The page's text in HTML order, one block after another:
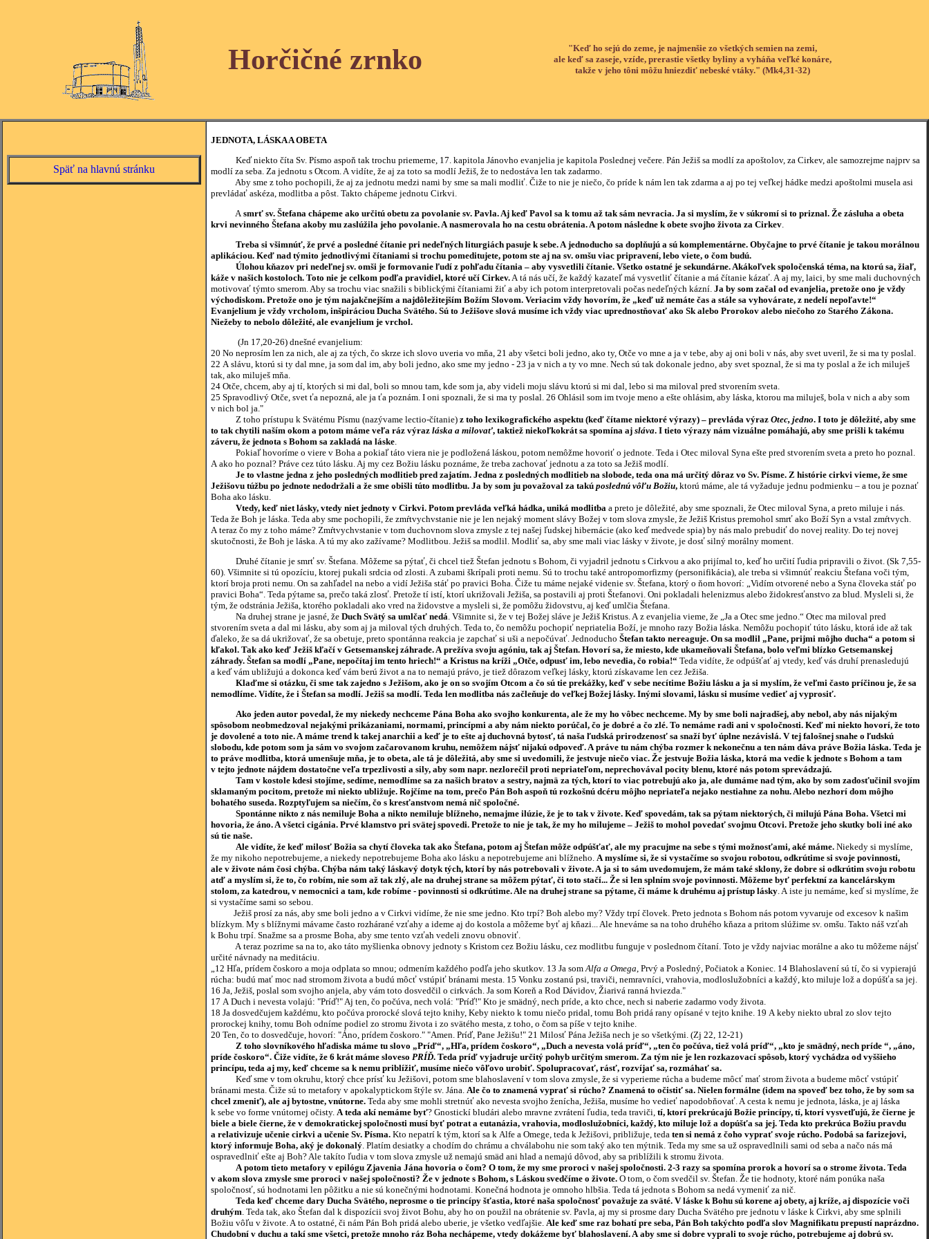
Horčičné zrnko
"Keď ho sejú do zeme, je najmenšie zo všetkých semien na zemi,
ale keď sa zaseje, vzíde, prerastie všetky byliny a vyháňa veľké konáre,
takže v jeho tôni môžu hniezdiť nebeské vtáky." (Mk4,31-32)
Späť na hlavnú stránku
JEDNOTA, LÁSKA A OBETA
Keď niekto číta Sv. Písmo aspoň tak trochu priemerne, 17. kapitola Jánovho evanjelia je kapitola Poslednej večere. Pán Ježiš sa modlí za apoštolov, za Cirkev, ale samozrejme najprv sa
modlí za seba. Za jednotu s Otcom. A vidíte, že aj za toto sa modlí Ježiš, že to nedostáva len tak zadarmo.
Aby sme z toho pochopili, že aj za jednotu medzi nami by sme sa mali modliť. Čiže to nie je niečo, čo príde k nám len tak zdarma a aj po tej veľkej hádke medzi apoštolmi musela asi
prevládať askéza, modlitba a pôst. Takto chápeme jednotu Cirkvi.
Asmrť sv. Štefana chápeme ako určitú obetu za povolanie sv. Pavla. Aj keď Pavol sa k tomu až tak sám nevracia. Ja si myslím, že v súkromí si to priznal. Že zásluha a obeta
krvi nevinného Štefana akoby mu zaslúžila jeho povolanie. A nasmerovala ho na cestu obrátenia. A potom následne k obete svojho života za Cirkev.
Treba si všimnúť, že prvé a posledné čítanie pri nedeľných liturgiách pasuje k sebe. A jednoducho sa doplňujú a sú komplementárne. Obyčajne to prvé čítanie je takou morálnou
aplikáciou. Keď nad týmito jednotlivými čítaniami si trochu pomeditujete, potom ste aj na sv. omšu viac pripravení, lebo viete, o čom budú.
Úlohou kňazov pri nedeľnej sv. omši je formovanie ľudí z pohľadu čítania – aby vysvetlili čítanie. Všetko ostatné je sekundárne. Akákoľvek spoločenská téma, na ktorú sa, žiaľ,
káže v našich kostoloch. Toto nie je celkom podľa pravidiel, ktoré učí Cirkev.A tá nás učí, že každý kazateľ má vysvetliť čítanie a má čítanie kázať. A aj my, laici, by sme mali duchovných
motivovať týmto smerom. Aby sa trochu viac snažili s biblickými čítaniami žiť a aby ich potom interpretovali počas nedeľných kázní. Ja by som začal od evanjelia, pretože ono je vždy
východiskom. Pretože ono je tým najakčnejším a najdôležitejším Božím Slovom. Veriacim vždy hovorím, že „keď už nemáte čas a stále sa vyhovárate, z nedelí nepoľavte!“
Evanjelium je vždy vrcholom, inšpiráciou Ducha Svätého. Sú to Ježišove slová musíme ich vždy viac uprednostňovať ako Sk alebo Prorokov alebo niečoho zo Starého Zákona.
Niežeby to nebolo dôležité, ale evanjelium je vrchol.
(Jn 17,20-26) dnešné evanjelium:
20 No neprosím len za nich, ale aj za tých, čo skrze ich slovo uveria vo mňa, 21 aby všetci boli jedno, ako ty, Otče vo mne a ja v tebe, aby aj oni boli v nás, aby svet uveril, že si ma ty poslal.
22 A slávu, ktorú si ty dal mne, ja som dal im, aby boli jedno, ako sme my jedno - 23 ja v nich a ty vo mne. Nech sú tak dokonale jedno, aby svet spoznal, že si ma ty poslal a že ich miluješ
tak, ako miluješ mňa.
24 Otče, chcem, aby aj tí, ktorých si mi dal, boli so mnou tam, kde som ja, aby videli moju slávu ktorú si mi dal, lebo si ma miloval pred stvorením sveta.
25 Spravodlivý Otče, svet ťa nepozná, ale ja ťa poznám. I oni spoznali, že si ma ty poslal. 26 Ohlásil som im tvoje meno a ešte ohlásim, aby láska, ktorou ma miluješ, bola v nich a aby som
v nich bol ja."
Z toho prístupu k Svätému Písmu (nazývame lectio-čítanie) z toho lexikografického aspektu (keď čítame niektoré výrazy) – prevláda výraz Otec, jedno. I toto je dôležité, aby sme
to tak chytili naším okom a potom máme veľa ráz výraz láska a milovať, taktiež niekoľkokrát sa spomína aj sláva. I tieto výrazy nám vizuálne pomáhajú, aby sme prišli k takému
záveru, že jednota s Bohom sa zakladá na láske.
Pokiaľ hovoríme o viere v Boha a pokiaľ táto viera nie je podložená láskou, potom nemôžme hovoriť o jednote. Teda i Otec miloval Syna ešte pred stvorením sveta a preto ho poznal.
A ako ho poznal? Práve cez túto lásku. Aj my cez Božiu lásku poznáme, že treba zachovať jednotu a za toto sa Ježiš modlí.
Je to vlastne jedna z jeho posledných modlitieb pred zajatím. Jedna z posledných modlitieb na slobode, teda ona má určitý dôraz vo Sv. Písme. Z histórie cirkvi vieme, že sme
Ježišovu túžbu po jednote nedodržali a že sme obišli túto modlitbu. Ja by som ju považoval za takú poslednú vôľu Božiu, ktorú máme, ale tá vyžaduje jednu podmienku – a tou je poznať
Boha ako lásku.
Vtedy, keď niet lásky, vtedy niet jednoty v Cirkvi. Potom prevláda veľká hádka, uniká modlitba a preto je dôležité, aby sme spoznali, že Otec miloval Syna, a preto miluje i nás.
Teda že Boh je láska. Teda aby sme pochopili, že zmŕtvychvstanie nie je len nejaký moment slávy Božej v tom slova zmysle, že Ježiš Kristus premohol smrť ako Boží Syn a vstal zmŕtvych.
A teraz čo my z toho máme? Zmŕtvychvstanie v tom duchovnom slova zmysle z tej našej ľudskej hibernácie (ako keď medvede spia) by nás malo prebudiť do novej reality. Do tej novej
skutočnosti, že Boh je láska. A tú my ako zažívame? Modlitbou. Ježiš sa modlil. Modliť sa, aby sme mali viac lásky v živote, je dosť silný morálny moment.
Druhé čítanie je smrť sv. Štefana. Môžeme sa pýtať, či chcel tiež Štefan jednotu s Bohom, či vyjadril jednotu s Cirkvou a ako prijímal to, keď ho určití ľudia pripravili o život. (Sk 7,55-
60). Všimnite si tú opozíciu, ktorej pukali srdcia od zlosti. A zubami škrípali proti nemu. Sú to trochu také antropomorfizmy (personifikácia), ale treba si všimnúť reakciu Štefana voči tým,
ktorí broja proti nemu. On sa zahľadel na nebo a vidí Ježiša stáť po pravici Boha. Čiže tu máme nejaké videnie sv. Štefana, ktorý o ňom hovorí: „Vidím otvorené nebo a Syna človeka stáť po
pravici Boha“. Teda pýtame sa, prečo taká zlosť. Pretože tí istí, ktorí ukrižovali Ježiša, sa postavili aj proti Štefanovi. Oni pokladali helenizmus alebo židokresťanstvo za blud. Mysleli si, že
tým, že odstránia Ježiša, ktorého pokladali ako vred na židovstve a mysleli si, že pomôžu židovstvu, aj keď umlčia Štefana.
Na druhej strane je jasné, že Duch Svätý sa umlčať nedá. Všimnite si, že v tej Božej sláve je Ježiš Kristus. A z evanjelia vieme, že „Ja a Otec sme jedno.“ Otec ma miloval pred
stvorením sveta a dal mi lásku, aby som aj ja miloval tých druhých. Teda to, čo nemôžu pochopiť nepriatelia Boží, je mnoho razy Božia láska. Nemôžu pochopiť túto lásku, ktorá ide až tak
ďaleko, že sa dá ukrižovať, že sa obetuje, preto spontánna reakcia je zapchať si uši a nepočúvať. Jednoducho Štefan takto nereaguje. On sa modlil „Pane, prijmi môjho ducha“ a potom si
kľakol. Tak ako keď Ježiš kľačí v Getsemanskej záhrade. A prežíva svoju agóniu, tak aj Štefan. Hovorí sa, že miesto, kde ukameňovali Štefana, bolo veľmi blízko Getsemanskej
záhrady. Štefan sa modlí „Pane, nepočítaj im tento hriech!“ a Kristus na kríži „Otče, odpusť im, lebo nevedia, čo robia!“ Teda vidíte, že odpúšťať aj vtedy, keď vás druhí prenasledujú
a keď vám ubližujú a dokonca keď vám berú život a na to nemajú právo, je tiež dôrazom veľkej lásky, ktorú získavame len cez Ježiša.
Klaďme si otázku, či sme tak zajedno s Ježišom, ako je on so svojím Otcom a čo sú tie prekážky, keď v sebe necítime Božiu lásku a ja si myslím, že veľmi často príčinou je, že sa
nemodlíme. Vidíte, že i Štefan sa modlí. Ježiš sa modlí. Teda len modlitba nás začleňuje do veľkej Božej lásky. Inými slovami, lásku si musíme vedieť aj vyprosiť.
Ako jeden autor povedal, že my niekedy nechceme Pána Boha ako svojho konkurenta, ale že my ho vôbec nechceme. My by sme boli najradšej, aby nebol, aby nás nijakým
spôsobom neobmedzoval nejakými prikázaniami, normami, princípmi a aby nám niekto porúčal, čo je dobré a čo zlé. To nemáme radi ani v spoločnosti. Keď mi niekto hovorí, že toto
je dovolené a toto nie. A máme trend k takej anarchii a keď je to ešte aj duchovná bytosť, tá naša ľudská prirodzenosť sa snaží byť úplne nezávislá. V tej falošnej snahe o ľudskú
slobodu, kde potom som ja sám vo svojom začarovanom kruhu, nemôžem nájsť nijakú odpoveď. A práve tu nám chýba rozmer k nekonečnu a ten nám dáva práve Božia láska. Teda je
to práve modlitba, ktorá umenšuje mňa, je to obeta, ale tá je dôležitá, aby sme si uvedomili, že jestvuje niečo viac. Že jestvuje Božia láska, ktorá ma vedie k jednote s Bohom a tam
v tejto jednote nájdem dostatočne veľa trpezlivosti a sily, aby som napr. nezlorečil proti nepriateľom, neprechovával pocity blenu, ktoré nás potom sprevádzajú.
Tam v kostole kdesi stojíme, sedíme, nemodlíme sa za našich bratov a sestry, najmä za tých, ktorí to viac potrebujú ako ja, ale dumáme nad tým, ako by som zadosťučinil svojím
sklamaným pocitom, pretože mi niekto ubližuje. Rojčíme na tom, prečo Pán Boh aspoň tú rozkošnú dcéru môjho nepriateľa nejako nestiahne za nohu. Alebo nezhorí dom môjho
bohatého suseda. Rozptyľujem sa niečím, čo s kresťanstvom nemá nič spoločné.
Spontánne nikto z nás nemiluje Boha a nikto nemiluje blížneho, nemajme ilúzie, že je to tak v živote. Keď spovedám, tak sa pýtam niektorých, či milujú Pána Boha. Všetci mi
hovoria, že áno. A všetci cigánia. Prvé klamstvo pri svätej spovedi. Pretože to nie je tak, že my ho milujeme – Ježiš to mohol povedať svojmu Otcovi. Pretože jeho skutky boli iné ako
sú tie naše.
Ale vidíte, že keď milosť Božia sa chytí človeka tak ako Štefana, potom aj Štefan môže odpúšťať, ale my pracujme na sebe s tými možnosťami, aké máme. Niekedy si myslíme,
že my nikoho nepotrebujeme, a niekedy nepotrebujeme Boha ako lásku a nepotrebujeme ani blížneho. A myslíme si, že si vystačíme so svojou robotou, odkrútime si svoje povinnosti,
ale v živote nám čosi chýba. Chýba nám taký láskavý dotyk tých, ktorí by nás potrebovali v živote. A ja si to sám uvedomujem, že mám také sklony, že dobre si odkrútim svoju robotu
atď a myslím si, že to, čo robím, nie som až tak zlý, ale na druhej strane sa môžem pýtať, či toto stačí... Že si len splním svoje povinnosti. Môžeme byť perfektní za kancelárskym
stolom, za katedrou, v nemocnici a tam, kde robíme - povinnosti si odkrútime. Ale na druhej strane sa pýtame, či máme k druhému aj prístup lásky. A iste ju nemáme, keď si myslíme, že
si vystačíme sami so sebou.
Ježiš prosí za nás, aby sme boli jedno a v Cirkvi vidíme, že nie sme jedno. Kto trpí? Boh alebo my? Vždy trpí človek. Preto jednota s Bohom nás potom vyvaruje od excesov k našim
blízkym. My s blížnymi mávame často rozhárané vzťahy a ideme aj do kostola a môžeme byť aj kňazi... Ale hneváme sa na toho druhého kňaza a pritom slúžime sv. omšu. Takto náš vzťah
k Bohu trpí. Snažme sa a prosme Boha, aby sme tento vzťah vedeli znovu obnoviť.
A teraz pozrime sa na to, ako táto myšlienka obnovy jednoty s Kristom cez Božiu lásku, cez modlitbu funguje v poslednom čítaní. Toto je vždy najviac morálne a ako tu môžeme nájsť
určité návnady na meditáciu.
„12 Hľa, prídem čoskoro a moja odplata so mnou; odmením každého podľa jeho skutkov. 13 Ja somAlfa a Omega, Prvý a Posledný, Počiatok a Koniec. 14 Blahoslavení sú tí, čo si vypierajú
rúcha: budú mať moc nad stromom života a budú môcť vstúpiť bránami mesta. 15 Vonku zostanú psi, traviči, nemravníci, vrahovia, modloslužobníci a každý, kto miluje lož a dopúšťa sa jej.
16 Ja, Ježiš, poslal som svojho anjela, aby vám toto dosvedčil o cirkvách. Ja som Koreň a Rod Dávidov, Žiarivá ranná hviezda."
17 A Duch i nevesta volajú: "Príď!" Aj ten, čo počúva, nech volá: "Príď!" Kto je smädný, nech príde, a kto chce, nech si naberie zadarmo vody života.
18 Ja dosvedčujem každému, kto počúva prorocké slová tejto knihy, Keby niekto k tomu niečo pridal, tomu Boh pridá rany opísané v tejto knihe. 19 A keby niekto ubral zo slov tejto
prorockej knihy, tomu Boh odníme podiel zo stromu života i zo svätého mesta, z toho, o čom sa píše v tejto knihe.
20 Ten, čo to dosvedčuje, hovorí: "Áno, prídem čoskoro." "Amen. Príď, Pane Ježišu!" 21 Milosť Pána Ježiša nech je so všetkými. (Zj 22, 12-21)
Z toho slovníkového hľadiska máme tu slovo „Príď“, „Hľa, prídem čoskoro“, „Duch a nevesta volá príď“, „ten čo počúva, tiež volá príď“, „kto je smädný, nech príde “, „áno,
príde čoskoro“. Čiže vidíte, že 6 krát máme sloveso PRÍĎ. Teda príď vyjadruje určitý pohyb určitým smerom. Za tým nie je len rozkazovací spôsob, ktorý vychádza od vyššieho
princípu, teda aj my, keď chceme sa k nemu priblížiť, musíme niečo vôľovo urobiť. Spolupracovať, rásť, rozvíjať sa, rozmáhať sa.
Keď sme v tom okruhu, ktorý chce prísť ku Ježišovi, potom sme blahoslavení v tom slova zmysle, že si vyperieme rúcha a budeme môcť mať strom života a budeme môcť vstúpiť
bránami mesta. Čiže sú to metafory v apokalyptickom štýle sv. Jána. Ale čo to znamená vyprať si rúcho? Znamená to očistiť sa. Nielen formálne (idem na spoveď bez toho, že by som sa
chcel zmeniť), ale aj bytostne, vnútorne. Teda aby sme mohli stretnúť ako nevesta svojho ženícha, Ježiša, musíme ho vedieť napodobňovať. A cesta k nemu je jednota, láska, je aj láska
k sebe vo forme vnútornej očisty. A teda akí nemáme byť? Gnostickí bludári alebo mravne zvrátení ľudia, teda traviči, tí, ktorí prekrúcajú Božie princípy, tí, ktorí vysvetľujú, že čierne je
biele a biele čierne, že v demokratickej spoločnosti musí byť potrat a eutanázia, vrahovia, modloslužobníci, každý, kto miluje lož a dopúšťa sa jej. Teda kto prekrúca Božiu pravdu
a relativizuje učenie cirkvi a učenie Sv. Písma. Kto nepatrí k tým, ktorí sa k Alfe a Omege, teda k Ježišovi, približuje, teda ten si nemá z čoho vyprať svoje rúcho. Podobá sa farizejovi,
ktorý informuje Boha, aký je dokonalý. Platím desiatky a chodím do chrámu a chválabohu nie som taký ako ten mýtnik. Teda my sme sa už ospravedlnili sami od seba a načo nás má
ospravedlniť ešte aj Boh? Ale takíto ľudia v tom slova zmysle už nemajú smäd ani hlad a nemajú dôvod, aby sa priblížili k stromu života.
A potom tieto metafory v epilógu Zjavenia Jána hovoria o čom? O tom, že my sme proroci v našej spoločnosti. 2-3 razy sa spomína prorok a hovorí sa o strome života. Teda
v akom slova zmysle sme proroci v našej spoločnosti? Že v jednote s Bohom, s Láskou svedčíme o živote. O tom, o čom svedčil sv. Štefan. Že tie hodnoty, ktoré nám ponúka naša
spoločnosť, sú hodnotami len pôžitku a nie sú konečnými hodnotami. Konečná hodnota je omnoho hlbšia. Teda tá jednota s Bohom sa nedá vymeniť za nič.
Teda keď chceme dary Ducha Svätého, neprosme o tie princípy šťastia, ktoré naša spoločnosť považuje za sväté. V láske k Bohu sú korene aj obety, aj kríže, aj dispozície voči
druhým. Teda tak, ako Štefan dal k dispozícii svoj život Bohu, aby ho on použil na obrátenie sv. Pavla, aj my si prosme dary Ducha Svätého pre jednotu v láske k Cirkvi, aby sme splnili
Božiu vôľu v živote. A to ostatné, či nám Pán Boh pridá alebo uberie, je všetko vedľajšie. Ale keď sme raz bohatí pre seba, Pán Boh takýchto podľa slov Magnifikatu prepustí naprázdno.
Chudobní v duchu a takí sme všetci, pretože mnoho ráz Boha nechápeme, vtedy dokážeme byť blahoslavení. A aby sme si dobre vyprali to svoje rúcho, potrebujeme aj dobrú sv.